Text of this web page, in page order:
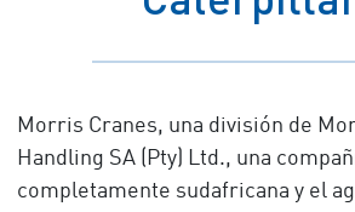
Morris Cranes, una división de
Handling SA (Pty) Ltd., una
completamente sudafricana y el